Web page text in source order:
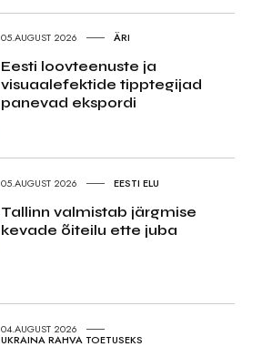
05.AUGUST 2026 ÄRI
Eesti loovteenuste ja
visuaalefektide tipptegijad
panevad ekspordi
05.AUGUST 2026 EESTI ELU
Tallinn valmistab järgmise
kevade õiteilu ette juba
04.AUGUST 2026
UKRAINA RAHVA TOETUSEKS